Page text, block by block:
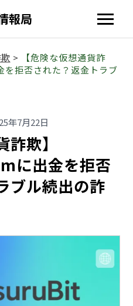
報局
>
【危険な仮想通貨詐
拒否された？返金トラブ
年7月22日
詐欺】
出金を拒否
ブル続出の詐